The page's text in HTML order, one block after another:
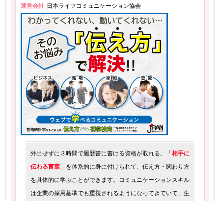
運営会社 日本ライフコミュニケーション協会
外出せずに３時間で履歴書に書ける資格が取れる。「 相手に
伝わる言葉 」を体系的に身に付けられて、伝え方・関わり方
を具体的に学ぶことができます。コミュニケーションスキル
は企業の採用基準でも重視されるようになってきていて、生